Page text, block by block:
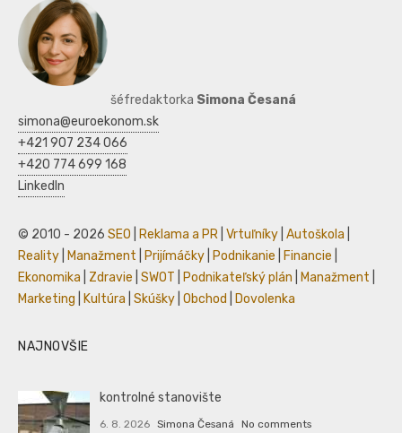
šéfredaktorka Simona Česaná
simona@euroekonom.sk
+421 907 234 066
+420 774 699 168
LinkedIn
© 2010 - 2026 SEO Reklama a PR Vrtuľníky Autoškola
Reality
Manažment Prijímáčky Podnikanie Financie
Ekonomika
Zdravie SWOT Podnikateľský plán Manažment
Marketing
Kultúra Skúšky Obchod Dovolenka
NAJNOVŠIE
kontrolné stanovište
6. 8. 2026 Simona Česaná No comments